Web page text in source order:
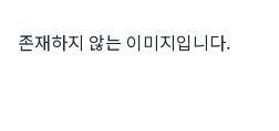
존재하지 않는 이미지입니다.